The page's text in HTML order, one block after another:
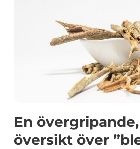
En
översikt över